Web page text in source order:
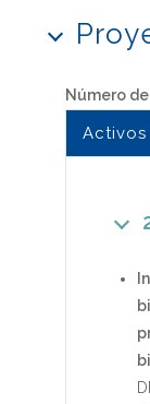
Número
Activos